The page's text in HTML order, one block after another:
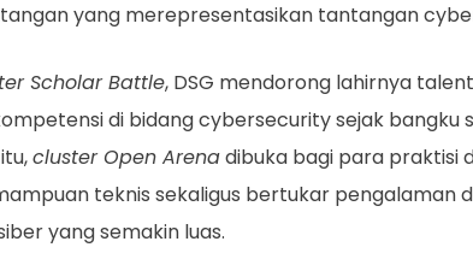
yang merepresentasikan tantangan
Scholar Battle, DSG mendorong lahirnya
di bidang cybersecurity sejak bangku
cluster Open Arenadibuka bagi para praktisi
teknis sekaligus bertukar pengalaman
yang semakin luas.